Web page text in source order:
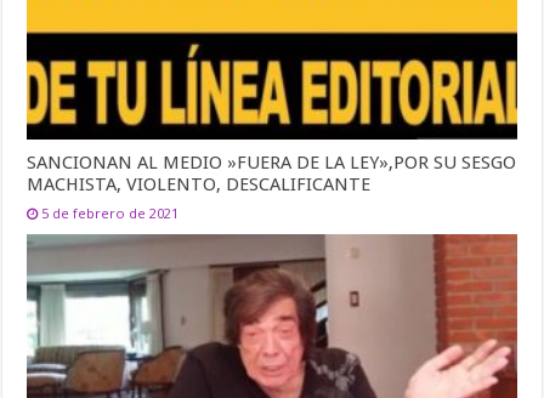
SANCIONAN AL MEDIO »FUERA DE LA LEY»,POR SU SESGO
MACHISTA, VIOLENTO, DESCALIFICANTE
5 de febrero de 2021